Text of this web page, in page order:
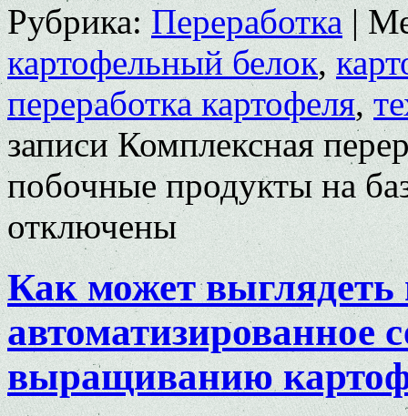
Рубрика: Переработка |
картофельный белок,
переработка картофеля,
записи Комплексная
побочные продукты на
отключены
Как может выглядеть
автоматизированное
выращиванию